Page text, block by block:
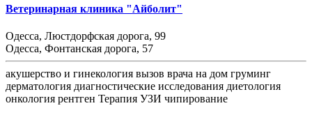
Ветеринарная клиника "Айболит"
Одесса, Люстдорфская дорога, 99
Одесса, Фонтанская дорога, 57
акушерство и гинекология вызов врача на дом груминг
дерматология диагностические исследования диетология
онкология рентген Терапия УЗИ чипирование